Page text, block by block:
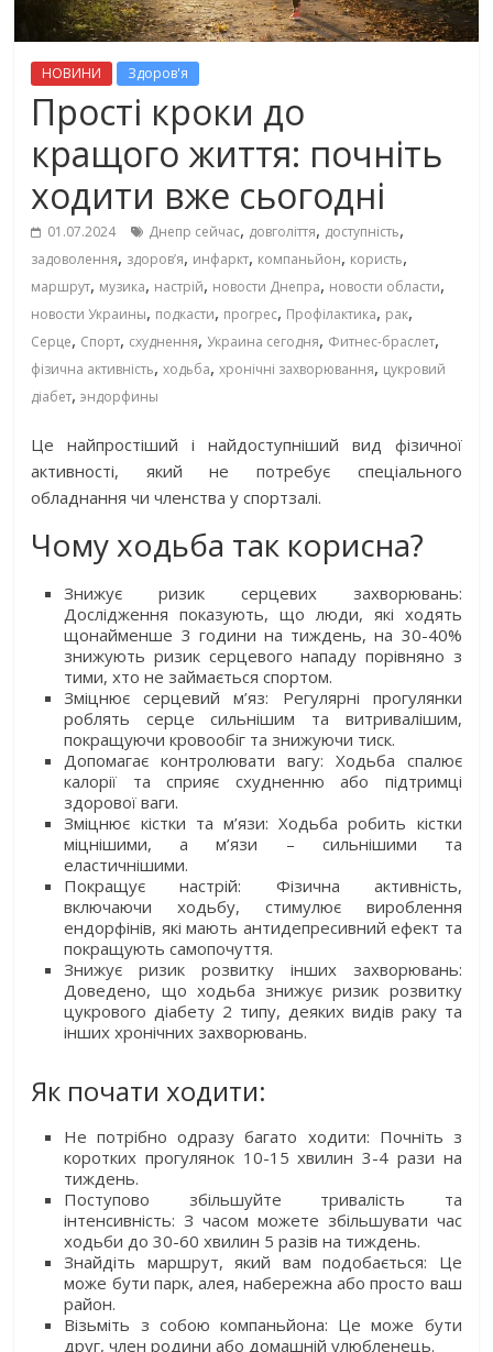
НОВИНИ Здоров'я
Прості кроки до
кращого життя: почніть
ходити вже сьогодні
01.07.2024 Днепр сейчас, довголіття, доступність,
задоволення, здоров’я, инфаркт, компаньйон, користь,
маршрут, музика, настрій, новости Днепра, новости области,
новости Украины, подкасти, прогрес, Профілактика, рак,
Серце, Спорт, схуднення, Украина сегодня, Фитнес-браслет,
фізична активність,ходьба,хронічні захворювання, цукровий
діабет,эндорфины
Це найпростіший і найдоступніший вид фізичної
активності, який не потребує спеціального
обладнання чи членства у спортзалі.
Чому ходьба так корисна?
Знижує ризик серцевих захворювань:
Дослідження показують, що люди, які ходять
щонайменше 3 години на тиждень, на 30-40%
знижують ризик серцевого нападу порівняно з
тими, хто не займається спортом.
Зміцнює серцевий м’яз: Регулярні прогулянки
роблять серце сильнішим та витривалішим,
покращуючи кровообіг та знижуючи тиск.
Допомагає контролювати вагу: Ходьба спалює
калорії та сприяє схудненню або підтримці
здорової ваги.
Зміцнює кістки та м’язи: Ходьба робить кістки
міцнішими, а м’язи – сильнішими та
еластичнішими.
Покращує настрій: Фізична активність,
включаючи ходьбу, стимулює вироблення
ендорфінів, які мають антидепресивний ефект та
покращують самопочуття.
Знижує ризик розвитку інших захворювань:
Доведено, що ходьба знижує ризик розвитку
цукрового діабету 2 типу, деяких видів раку та
інших хронічних захворювань.
Як почати ходити:
Не потрібно одразу багато ходити: Почніть з
коротких прогулянок 10-15 хвилин 3-4 рази на
тиждень.
Поступово збільшуйте тривалість та
інтенсивність: З часом можете збільшувати час
ходьби до 30-60 хвилин 5 разів на тиждень.
Знайдіть маршрут, який вам подобається: Це
може бути парк, алея, набережна або просто ваш
район.
Візьміть з собою компаньйона: Це може бути
друг, член родини або домашній улюбленець.